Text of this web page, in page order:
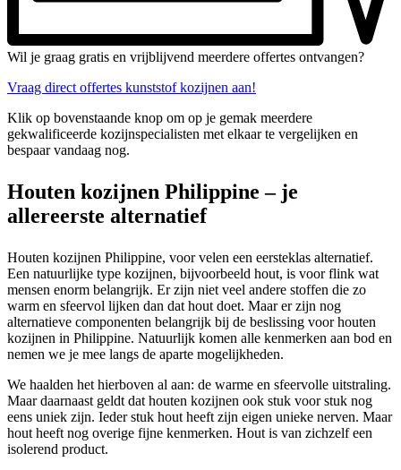
Wil je graag gratis en vrijblijvend meerdere offertes ontvangen?
Vraag direct offertes kunststof kozijnen aan!
Klik op bovenstaande knop om op je gemak meerdere
gekwalificeerde kozijnspecialisten met elkaar te vergelijken en
bespaar vandaag nog.
Houten kozijnen Philippine – je
allereerste alternatief
Houten kozijnen Philippine, voor velen een eersteklas alternatief.
Een natuurlijke type kozijnen, bijvoorbeeld hout, is voor flink wat
mensen enorm belangrijk. Er zijn niet veel andere stoffen die zo
warm en sfeervol lijken dan dat hout doet. Maar er zijn nog
alternatieve componenten belangrijk bij de beslissing voor houten
kozijnen in Philippine. Natuurlijk komen alle kenmerken aan bod en
nemen we je mee langs de aparte mogelijkheden.
We haalden het hierboven al aan: de warme en sfeervolle uitstraling.
Maar daarnaast geldt dat houten kozijnen ook stuk voor stuk nog
eens uniek zijn. Ieder stuk hout heeft zijn eigen unieke nerven. Maar
hout heeft nog overige fijne kenmerken. Hout is van zichzelf een
isolerend product.